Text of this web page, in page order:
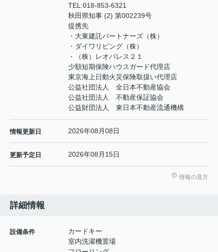
TEL:018-853-6321
秋田県知事 (2) 第002239号
提携先
・大東建託パートナーズ（株）
・ダイワリビング（株）
・（株）レオパレス２１
少額短期保険ハウスガード代理店
東京海上日動火災保険取扱い代理店
公益社団法人 全日本不動産協会
公益社団法人 不動産保証協会
公益財団法人 東日本不動産流通機構
情報更新日 2026年08月08日
更新予定日 2026年08月15日
情報の見方
詳細情報
設備条件
カードキー
室内洗濯機置場